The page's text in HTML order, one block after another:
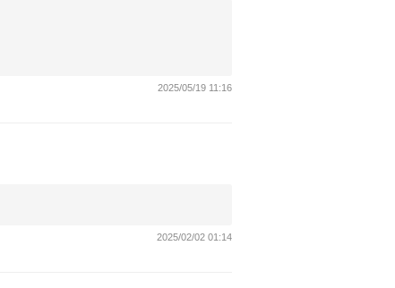
2025/05/19 11:16
2025/02/02 01:14